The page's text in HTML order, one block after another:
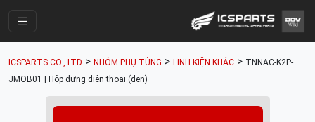
Cửa Hàng
Parts Catalogue
ICSPARTS CO., LTD > NHÓM PHỤ TÙNG > LINH KIỆN KHÁC > TNNAC-K2P-
JMOB01 | Hộp đựng điện thoại (đen)